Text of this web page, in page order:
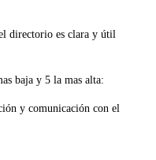
directorio es clara y útil
baja y 5 la mas alta:
y comunicación con el